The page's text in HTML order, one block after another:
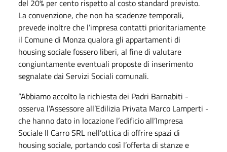
del 20% per cento rispetto al costo standard previsto.
La convenzione, che non ha scadenze temporali,
prevede inoltre che l’impresa contatti prioritariamente
il Comune di Monza qualora gli appartamenti di
housing sociale fossero liberi, al fine di valutare
congiuntamente eventuali proposte di inserimento
segnalate dai Servizi Sociali comunali.
“Abbiamo accolto la richiesta dei Padri Barnabiti -
osserva l’Assessore all’Edilizia Privata Marco Lamperti -
che hanno dato in locazione l’edificio all’Impresa
Sociale Il Carro SRL nell’ottica di offrire spazi di
housing sociale, portando così l’offerta di stanze e